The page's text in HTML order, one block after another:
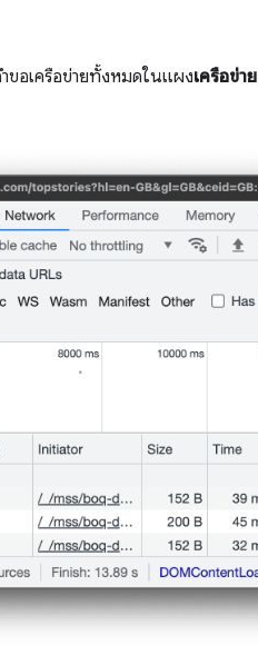
ขอเครือข่ายทั้งหมดในแผงเครือข่าย